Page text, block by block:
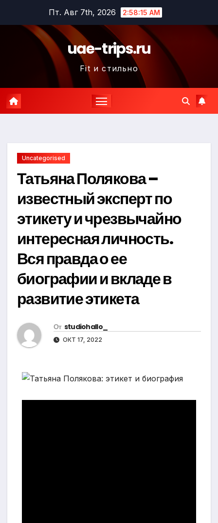
содержимому
Пт. Авг 7th, 2026 2:58:16 AM
uae-trips.ru
Fit и стильно
Uncategorised
Татьяна Полякова –
известный эксперт по
этикету и чрезвычайно
интересная личность.
Вся правда о ее
биографии и вкладе в
развитие этикета
От studiohallo_
ОКТ 17, 2022